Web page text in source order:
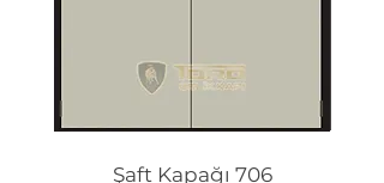
Şaft Kapağı 706